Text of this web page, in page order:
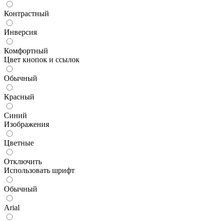
Контрастный
Инверсия
Комфортный
Цвет кнопок и ссылок
Обычный
Красный
Синий
Изображения
Цветные
Отключить
Использовать шрифт
Обычный
Arial